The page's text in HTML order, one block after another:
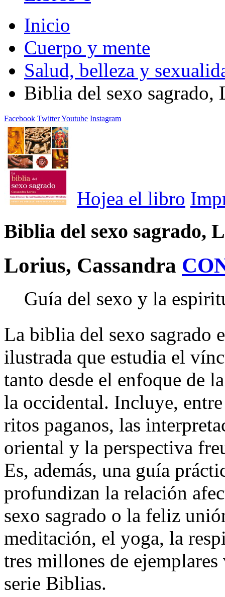
Inicio
Cuerpo y mente
Salud, belleza y
Biblia del sexo sagrado,
Facebook TwitterYoutube Instagram
Hojea el libro
Biblia del sexo sagrado,
Lorius, Cassandra
Guía del sexo y la
La biblia del sexo sagrado
ilustrada que estudia el
tanto desde el enfoque de
la occidental. Incluye,
ritos paganos, las
oriental y la perspectiva
Es, además, una guía
profundizan la relación
sexo sagrado o la feliz
meditación, el yoga, la
tres millones de
serie Biblias.